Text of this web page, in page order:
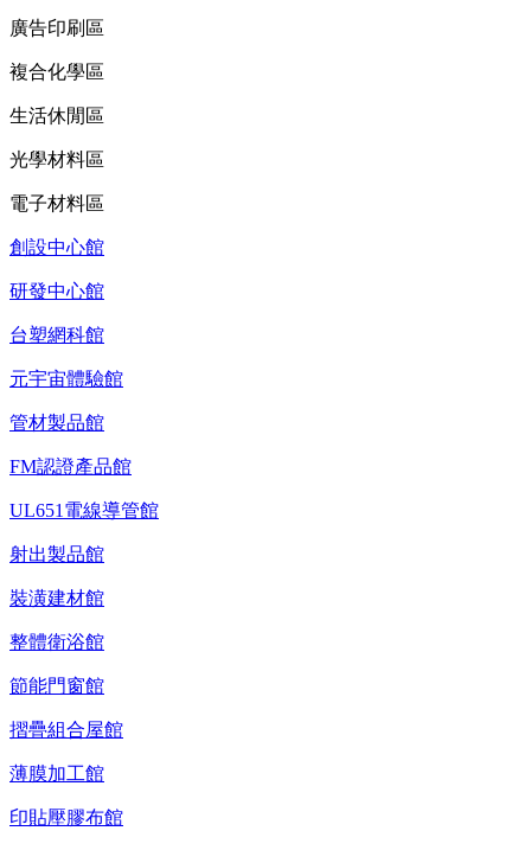
廣告印刷區
複合化學區
生活休閒區
光學材料區
電子材料區
創設中心館
研發中心館
台塑網科館
元宇宙體驗館
管材製品館
FM認證產品館
UL651電線導管館
射出製品館
裝潢建材館
整體衛浴館
節能門窗館
摺疊組合屋館
薄膜加工館
印貼壓膠布館